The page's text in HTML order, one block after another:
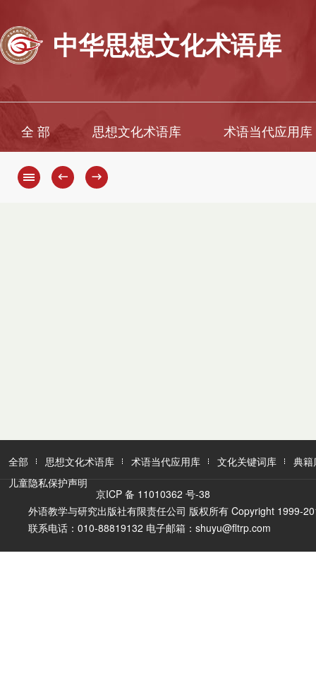
中华思想文化术语库
全 部 思想文化术语库 术语当代应用库
← →
全部 思想文化术语库 术语当代应用库 文化关键词库
典籍
儿童隐私保护声明
京ICP 备 11010362 号-38
外语教学与研究出版社有限责任公司 版权所有 Copyright 1999-
联系电话：010-88819132 电子邮箱：shuyu@fltrp.com